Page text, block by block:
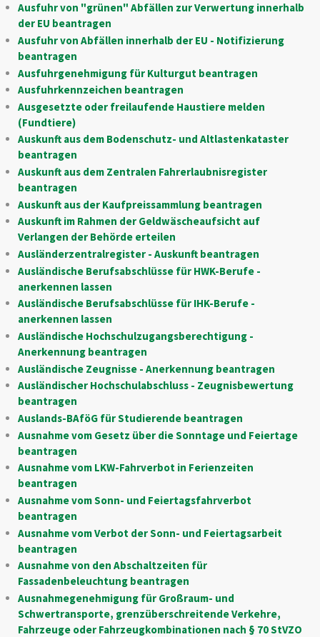
Ausfuhr von "grünen" Abfällen zur Verwertung innerhalb
der EU beantragen
Ausfuhr von Abfällen innerhalb der EU - Notifizierung
beantragen
Ausfuhrgenehmigung für Kulturgut beantragen
Ausfuhrkennzeichen beantragen
Ausgesetzte oder freilaufende Haustiere melden
(Fundtiere)
Auskunft aus dem Bodenschutz- und Altlastenkataster
beantragen
Auskunft aus dem Zentralen Fahrerlaubnisregister
beantragen
Auskunft aus der Kaufpreissammlung beantragen
Auskunft im Rahmen der Geldwäscheaufsicht auf
Verlangen der Behörde erteilen
Ausländerzentralregister - Auskunft beantragen
Ausländische Berufsabschlüsse für HWK-Berufe -
anerkennen lassen
Ausländische Berufsabschlüsse für IHK-Berufe -
anerkennen lassen
Ausländische Hochschulzugangsberechtigung -
Anerkennung beantragen
Ausländische Zeugnisse - Anerkennung beantragen
Ausländischer Hochschulabschluss - Zeugnisbewertung
beantragen
Auslands-BAföG für Studierende beantragen
Ausnahme vom Gesetz über die Sonntage und Feiertage
beantragen
Ausnahme vom LKW-Fahrverbot in Ferienzeiten
beantragen
Ausnahme vom Sonn- und Feiertagsfahrverbot
beantragen
Ausnahme vom Verbot der Sonn- und Feiertagsarbeit
beantragen
Ausnahme von den Abschaltzeiten für
Fassadenbeleuchtung beantragen
Ausnahmegenehmigung für Großraum- und
Schwertransporte, grenzüberschreitende Verkehre,
Fahrzeuge oder Fahrzeugkombinationen nach § 70 StVZO